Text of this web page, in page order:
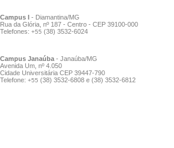
Campus I - Diamantina/MG
Rua da Glória, nº 187 - Centro - CEP 39100-000
Telefones: +55 (38) 3532-6024
Campus Janaúba - Janaúba/MG
Avenida Um, nº 4.050
Cidade Universitária CEP 39447-790
Telefone: +55 (38) 3532-6808 e (38) 3532-6812